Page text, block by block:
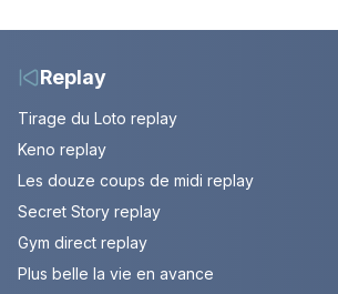
(spoiler)
Replay
Tirage du Loto replay
Keno replay
Les douze coups de midi replay
Secret Story replay
Gym direct replay
Plus belle la vie en avance